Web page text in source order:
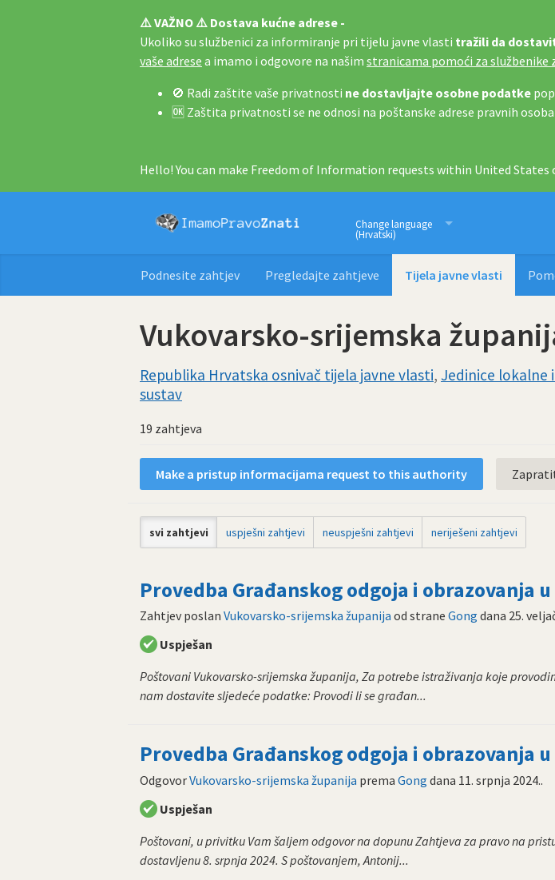
⚠️ VAŽNO ⚠️ Dostava kućne adrese -
Ukoliko su službenici za informiranje pri tijelu javne vlasti tražili da
vaše adrese a imamo i odgovore na našim stranicama pomoći za službenike
🚫 Radi zaštite vaše privatnosti ne dostavljajte osobne podatke
🆗 Zaštita privatnosti se ne odnosi na poštanske adrese pravnih
Hello! You can make Freedom of Information requests within United States
Imamo pravo znati
Change language
(Hrvatski)
Podnesite zahtjev Pregledajte zahtjeve Tijela javne vlasti
Vukovarsko-srijemska
Republika Hrvatska osnivač tijela javne vlasti, Jedinice lokalne
sustav
19 zahtjeva
Make a pristup informacijama request to this authority
svi zahtjevi uspješni zahtjevi neuspješni zahtjevi neriješeni zahtjevi
Provedba Građanskog odgoja i obrazovanja
Zahtjev poslan Vukovarsko-srijemska županija od strane Gong dana 25.
Uspješan
Poštovani Vukovarsko-srijemska županija, Za potrebe istraživanja koje
nam dostavite sljedeće podatke: Provodi li se građan...
Provedba Građanskog odgoja i obrazovanja
OdgovorVukovarsko-srijemska županija prema Gong dana 11. srpnja 2024..
Uspješan
Poštovani, u privitku Vam šaljem odgovor na dopunu Zahtjeva za pravo na
dostavljenu 8. srpnja 2024. S poštovanjem, Antonij...